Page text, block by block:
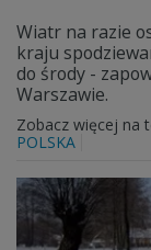
Wiatr na razie
kraju
do środy -
Warszawie.
Zobacz więcej na
POLSKA